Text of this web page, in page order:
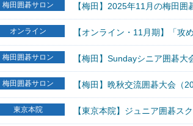
梅田囲碁サロン 【梅田】2025年11月の梅田
オンライン 【オンライン・11月期】「攻
梅田囲碁サロン 【梅田】Sundayシニア囲碁大
梅田囲碁サロン 【梅田】晩秋交流囲碁大会（
東京本院 【東京本院】ジュニア囲碁ス